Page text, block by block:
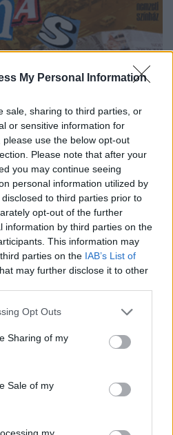
My Personal Information
sale, sharing to third parties, or
or sensitive information for
use the below opt-out
Please note that after your
you may continue seeing
personal information utilized by
to third parties prior to
opt-out of the further
information by third parties on the
This information may
parties on the IAB’s List of
may further disclose it to other
app uses one or more Google
behaviour. You may click to
and its third-party tags to
purposes in below Google
Opt Outs
Sharing of my
Sale of my
my
komédia - benne minden
pontosan ismerős
mindennapi életünkből,
természetének megfelelően -
már-már
de legőrültebb